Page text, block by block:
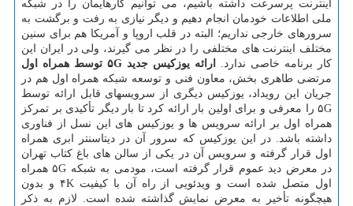
اینترنت پرسرعت داشته باشیم، می توانیم کارهایمان را در شبکه
ملی اطلاعات خودمان انجام دهیم و دیگر نیازی به رفت و برگشت به
سرورهای خارجی نداریم؛ البته در قلب اروپا و آمریکا هم برای سنین
مختلف اینترنت های مختلفی را در نظر می گیرند، ولی در ایران این
کار برنامه خاصی ندارد.
ارائه یوزکیس جدید ۵G توسط همراه اول
مرتضی طاهری بخش، معاون فنی و توسعه شبکه همراه اول هم در
جریان این رویداد، یوزکیس دیگری از سرویسهای قابل ارائه توسط
۵G را معرفی و برای اولین بار ارائه کرد تا بار دیگر تأکیدی بر تمرکز
همراه اول بر ارائه سرویس ها و یوزکیس های این نسل از فناوری
داشته باشد. در این یوزکیس که سرور آن در دیتاسنتر ابری همراه
اول قرار گرفته و سرویس آن در یکی از سالن های باغ کتاب تهران
در معرض دید عموم قرار گرفته است، مودمی به شبکه ۵G همراه
اول متصل شده است و ویدئویی از راه آن با کیفیت ۴K و بدون
هیچگونه تأخیر به معرض نمایش گذاشته شده است. لازم به ذکر